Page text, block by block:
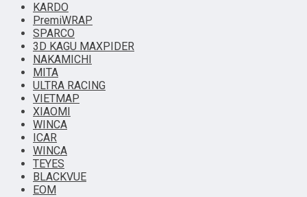
KARDO
PremiWRAP
SPARCO
3D KAGU MAXPIDER
NAKAMICHI
MITA
ULTRA RACING
VIETMAP
XIAOMI
WINCA
ICAR
WINCA
TEYES
BLACKVUE
EOM